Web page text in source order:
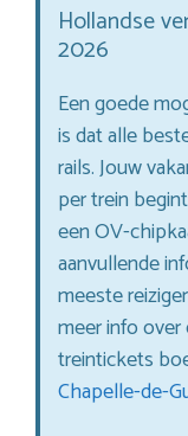
Hollandse
2026
Een goede
is dat alle
rails. Jouw
per trein
een OV-
aanvullende
meeste
meer info
treintickets
Chapelle-de-